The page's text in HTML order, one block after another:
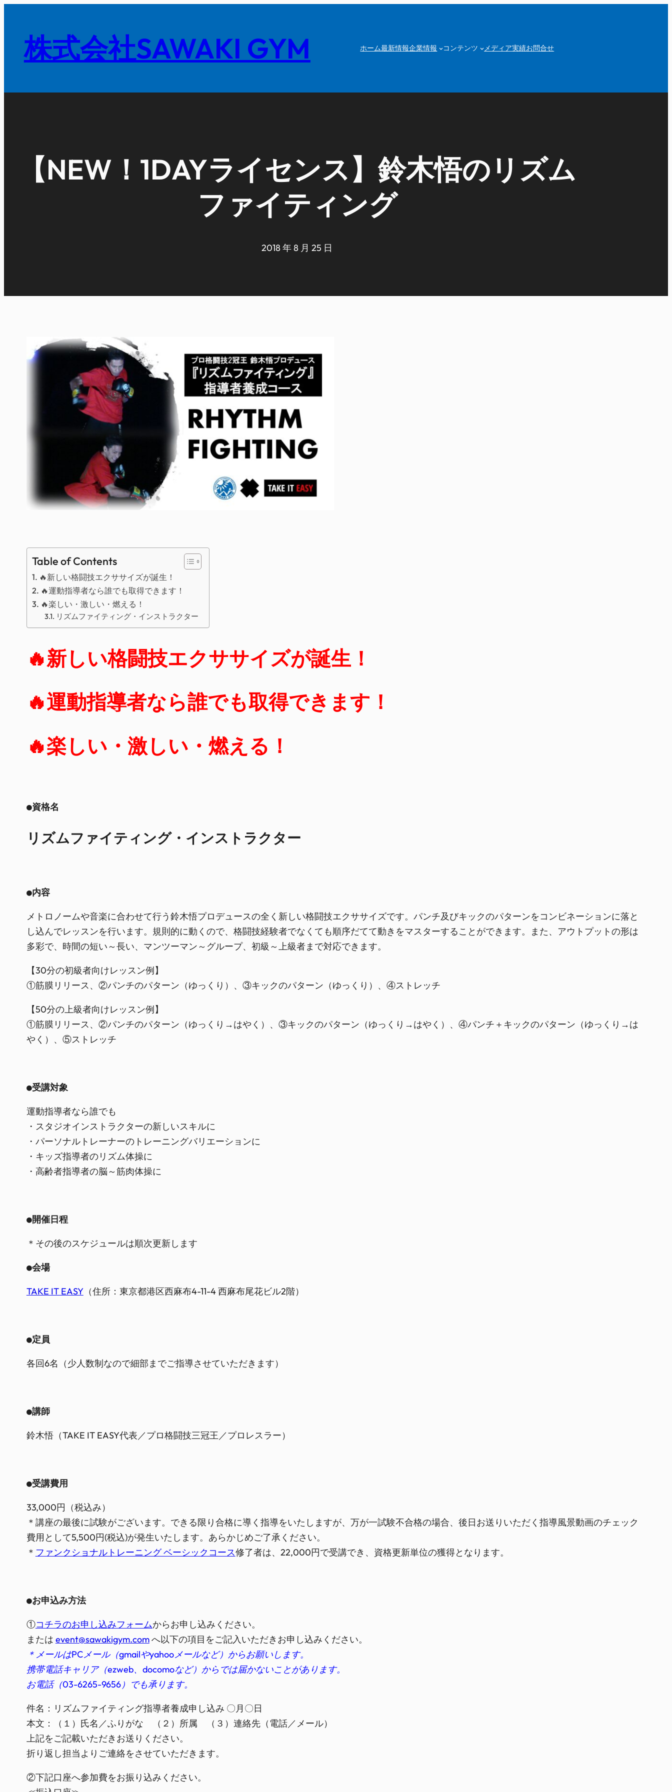
株式会社SAWAKI GYM ホーム最新情報企業情報 コンテンツ メディア実績お問合せ
【NEW！1DAYライセンス】鈴木悟のリズム
ファイティング
2018 年 8 月 25 日
Table of Contents
🔥新しい格闘技エクササイズが誕生！
🔥運動指導者なら誰でも取得できます！
🔥楽しい・激しい・燃える！
リズムファイティング・インストラクター
🔥新しい格闘技エクササイズが誕生！
🔥運動指導者なら誰でも取得できます！
🔥楽しい・激しい・燃える！
●資格名
リズムファイティング・インストラクター
●内容
メトロノームや音楽に合わせて行う鈴木悟プロデュースの全く新しい格闘技エクササイズです。パンチ及びキックのパターンをコンビネーションに落と
し込んでレッスンを行います。規則的に動くので、格闘技経験者でなくても順序だてて動きをマスターすることができます。また、アウトプットの形は
多彩で、時間の短い～長い、マンツーマン～グループ、初級～上級者まで対応できます。
【30分の初級者向けレッスン例】
①筋膜リリース、②パンチのパターン（ゆっくり）、③キックのパターン（ゆっくり）、④ストレッチ
【50分の上級者向けレッスン例】
①筋膜リリース、②パンチのパターン（ゆっくり→はやく）、③キックのパターン（ゆっくり→はやく）、④パンチ＋キックのパターン（ゆっくり→は
やく）、⑤ストレッチ
●受講対象
運動指導者なら誰でも
・スタジオインストラクターの新しいスキルに
・パーソナルトレーナーのトレーニングバリエーションに
・キッズ指導者のリズム体操に
・高齢者指導者の脳～筋肉体操に
●開催日程
＊その後のスケジュールは順次更新します
●会場
TAKE IT EASY（住所：東京都港区西麻布4-11-4 西麻布尾花ビル2階）
●定員
各回6名（少人数制なので細部までご指導させていただきます）
●講師
鈴木悟（TAKE IT EASY代表／プロ格闘技三冠王／プロレスラー）
●受講費用
33,000円（税込み）
＊講座の最後に試験がございます。できる限り合格に導く指導をいたしますが、万が一試験不合格の場合、後日お送りいただく指導風景動画のチェック
費用として5,500円(税込)が発生いたします。あらかじめご了承ください。
＊ ファンクショナルトレーニング ベーシックコース修了者は、22,000円で受講でき、資格更新単位の獲得となります。
●お申込み方法
①コチラのお申し込みフォームからお申し込みください。
または event@sawakigym.comへ以下の項目をご記入いただきお申し込みください。
＊メールはPCメール（gmailやyahooメールなど）からお願いします。
携帯電話キャリア（ezweb、docomoなど）からでは届かないことがあります。
お電話（03-6265-9656）でも承ります。
件名：リズムファイティング指導者養成申し込み 〇月〇日
本文：（１）氏名／ふりがな （２）所属 （３）連絡先（電話／メール）
上記をご記載いただきお送りください。
折り返し担当よりご連絡をさせていただきます。
②下記口座へ参加費をお振り込みください。